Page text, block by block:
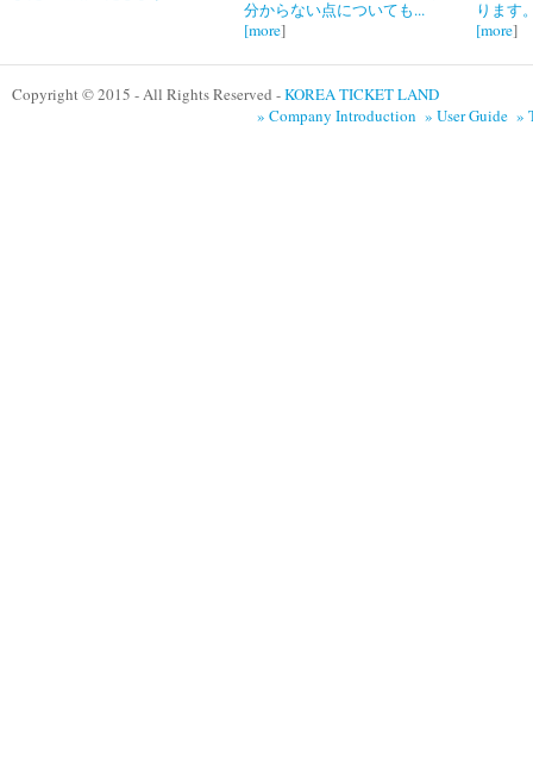
分からない点についても...
[more]
ります
[more]
Copyright © 2015 - All Rights Reserved -KOREA TICKET LAND
» Company Introduction » User Guide »